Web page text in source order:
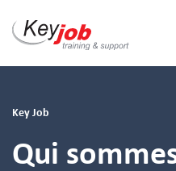
main
Key Job
Qui